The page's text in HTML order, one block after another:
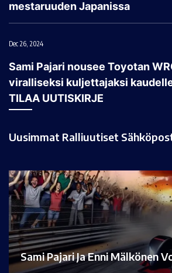
mestaruuden Japanissa
Dec 26, 2024
Sami Pajari nousee Toyotan
viralliseksi kuljettajaksi
TILAA UUTISKIRJE
Uusimmat Ralliuutiset
Sami Pajari Ja Enni Mälkönen